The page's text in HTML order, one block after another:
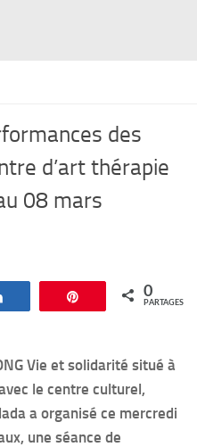
des
d’art thérapie
08 mars
Épingle 0
PARTAGES
Vie et solidarité situé à
le centre culturel,
a organisé ce mercredi
une séance de